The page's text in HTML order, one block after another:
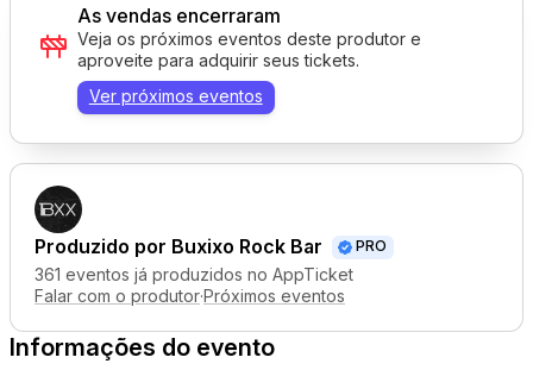
Produzido por Buxixo Rock Bar PRO
361 eventos já produzidos no AppTicket
Falar com o produtor·Próximos eventos
Informações do evento
As vendas encerraram
Veja os próximos eventos deste produtor e
aproveite para adquirir seus tickets.
Ver próximos eventos